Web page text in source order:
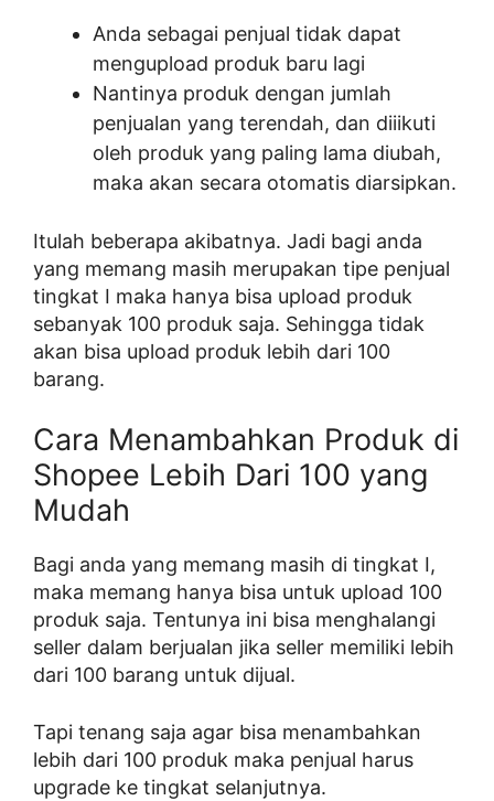
Anda sebagai penjual tidak dapat
mengupload produk baru lagi
Nantinya produk dengan jumlah
penjualan yang terendah, dan diiikuti
oleh produk yang paling lama diubah,
maka akan secara otomatis diarsipkan.
Itulah beberapa akibatnya. Jadi bagi anda
yang memang masih merupakan tipe penjual
tingkat I maka hanya bisa upload produk
sebanyak 100 produk saja. Sehingga tidak
akan bisa upload produk lebih dari 100
barang.
Cara Menambahkan Produk di
Shopee Lebih Dari 100 yang
Mudah
Bagi anda yang memang masih di tingkat I,
maka memang hanya bisa untuk upload 100
produk saja. Tentunya ini bisa menghalangi
seller dalam berjualan jika seller memiliki lebih
dari 100 barang untuk dijual.
Tapi tenang saja agar bisa menambahkan
lebih dari 100 produk maka penjual harus
upgrade ke tingkat selanjutnya.